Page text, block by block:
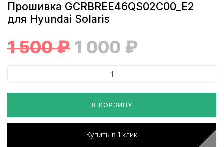
Прошивка GCRBREE46QS02C00_E2
для Hyundai Solaris
1 500₽ 1 000 ₽
В КОРЗИНУ
Купить в 1 клик